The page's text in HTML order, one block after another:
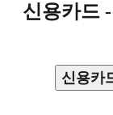
신용카드
신용카